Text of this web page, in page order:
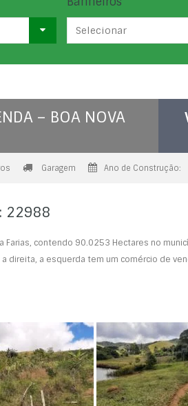
Selecionar
– BOA NOVA
Garagem Ano de Construção:
22988
Farias, contendo 90.0253 Hectares no
a direita, a esquerda tem um comércio de